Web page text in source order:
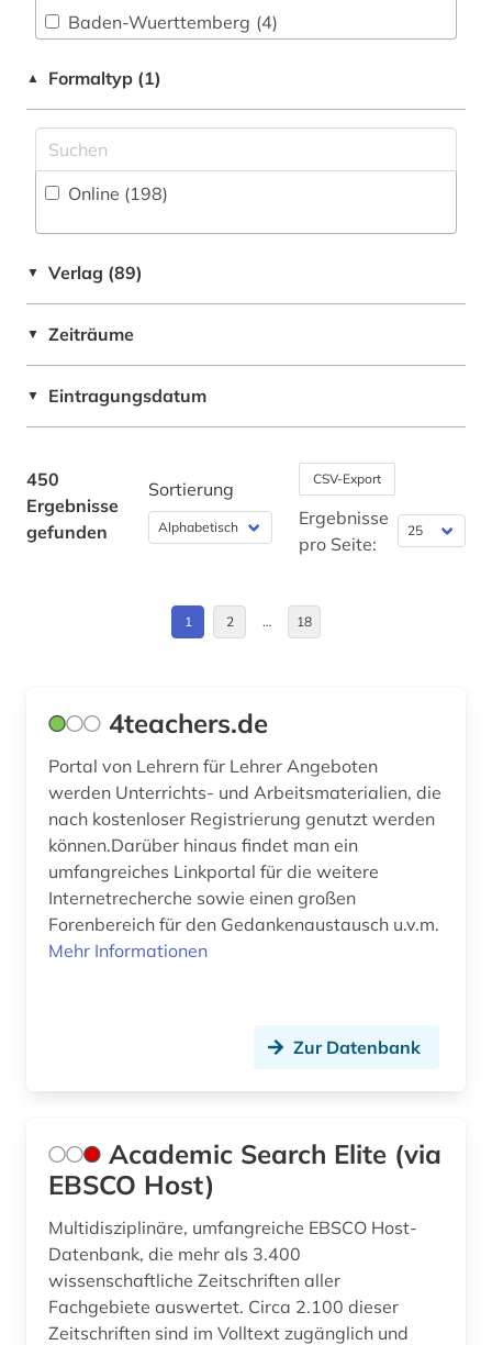
Fertigungstechnik (22)
Wissenschaftskunde, Forschung, Hochschul-,
Museumswesen (31)
behinderung (4)
beruf (1)
berufsausbildung (2)
berufsbildung (5)
berufsforschung (1)
berusbildungssystem (1)
betriebswirtschaftslehre (1)
bewegungsverhalten (1)
bibliografie (17)
bibliothekswissenschaften (2)
bildarchiv (1)
bildnis (1)
bildschirmspiel (1)
bildung (22)
Baden-Wuerttemberg (4)
Bayern (4)
Byzantinisches Reich (1)
Hessen (1)
Ostasien (1)
Rheinland-Pfalz (2)
Sachsen (2)
Thueringen (1)
USA (3)
▲ Formaltyp (1)
Online (198)
▼ Verlag (89)
▼ Zeiträume
▼ Eintragungsdatum
450
Ergebnisse
gefunden
Sortierung CSV-Export
Ergebnisse
pro Seite:
1 2 … 18
4teachers.de
Portal von Lehrern für Lehrer Angeboten
werden Unterrichts- und Arbeitsmaterialien, die
nach kostenloser Registrierung genutzt werden
können.Darüber hinaus findet man ein
umfangreiches Linkportal für die weitere
Internetrecherche sowie einen großen
Forenbereich für den Gedankenaustausch u.v.m.
Mehr Informationen
Zur Datenbank
Academic Search Elite (via
EBSCO Host)
Multidisziplinäre, umfangreiche EBSCO Host-
Datenbank, die mehr als 3.400
wissenschaftliche Zeitschriften aller
Fachgebiete auswertet. Circa 2.100 dieser
Zeitschriften sind im Volltext zugänglich und